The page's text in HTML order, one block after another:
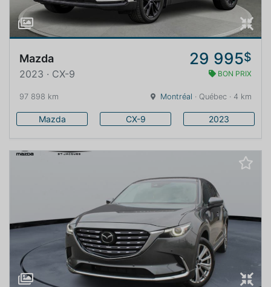
Mazda 29 995$
2023 · CX-9 BON PRIX
97 898 km Montréal · Québec · 4 km
Mazda CX-9 2023